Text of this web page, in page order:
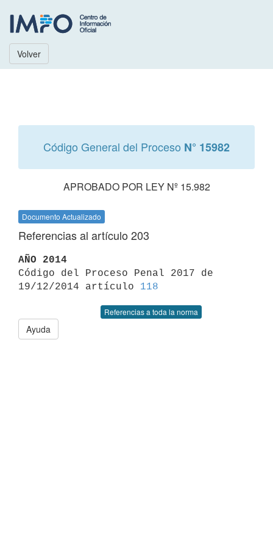
Volver
Código General del Proceso N° 15982
APROBADO POR LEY Nº 15.982
Documento Actualizado
Referencias al artículo 203
AÑO 2014
Código del Proceso Penal 2017 de
19/12/2014 artículo 118
Referencias a toda la norma
Ayuda